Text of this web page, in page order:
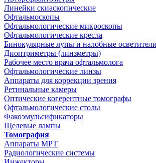
Линейки скиаскопические
Офтальмоскопы
Офтальмологические микроскопы
Офтальмологические кресла
Бинокулярные лупы и налобные осветители
Диоптриметры (линзметры)
Рабочее место врача офтальмолога
Офтальмологические линзы
Аппараты для коррекции зрения
Ретинальные камеры
Оптические когерентные томографы
Офтальмологические столы
Факоэмульсификаторы
Щелевые лампы
Томография
Аппараты МРТ
Радиологические системы